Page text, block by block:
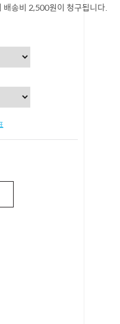
송비 2,500원이 청구됩니다.